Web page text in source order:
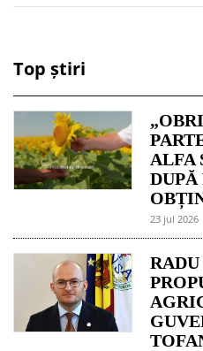
Top știri
ALFA
23 jul 2026